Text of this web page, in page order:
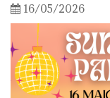
16/05/2026